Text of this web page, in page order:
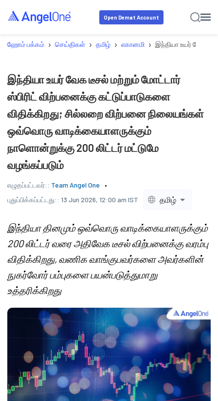
Open Demat Account
ஹோம் பக்கம் › செய்திகள் › தமிழ் › எகானமி › இந்தியா உயர் வேக
இந்தியா உயர் வேக டீசல் மற்றும் மோட்டார்
ஸ்பிரிட் விற்பனைக்கு கட்டுப்பாடுகளை
விதிக்கிறது; சில்லறை விற்பனை நிலையங்கள்
ஒவ்வொரு வாடிக்கையாளருக்கும்
நாளொன்றுக்கு 200 லிட்டர் மட்டுமே
வழங்கப்படும்
எழுதப்பட்டவர்:: Team Angel One
புதுப்பிக்கப்பட்டது:: 13 Jun 2026, 12:00 am IST தமிழ்
இந்தியா தினமும் ஒவ்வொரு வாடிக்கையாளருக்கும்
200 லிட்டர் வரை அதிவேக டீசல் விற்பனைக்கு வரம்பு
விதிக்கிறது, வணிக வாங்குபவர்களை அவர்களின்
நுகர்வோர் பம்புகளை பயன்படுத்துமாறு
உத்தரிக்கிறது